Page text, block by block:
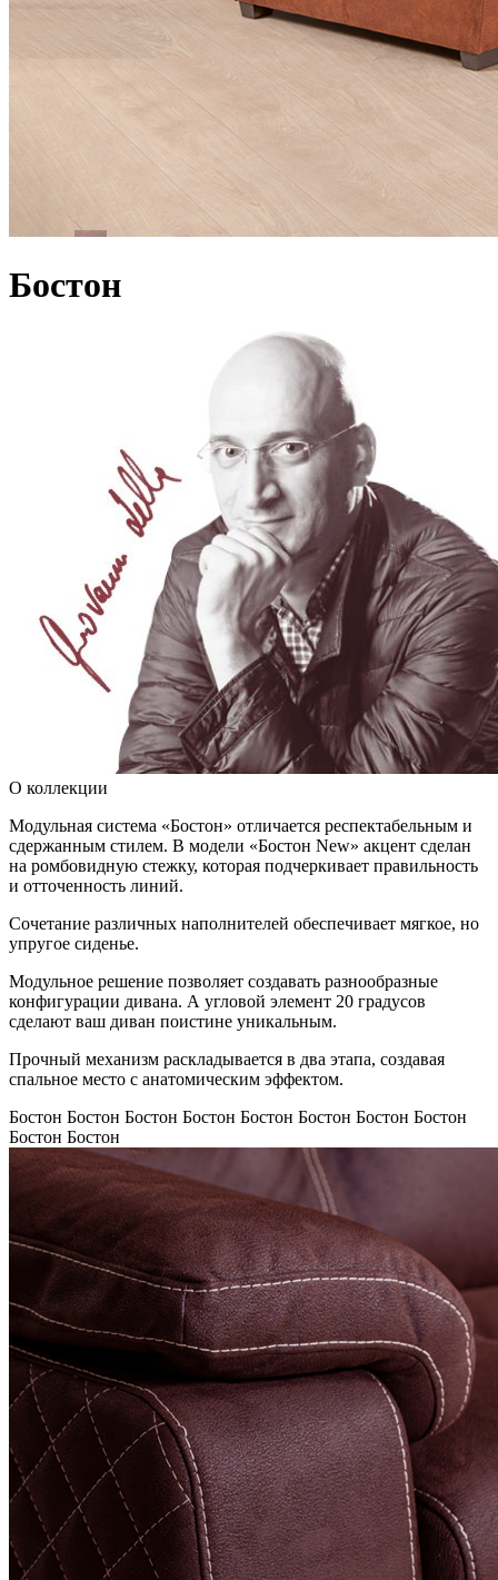
Бостон
О коллекции
Модульная система «Бостон» отличается респектабельным и
сдержанным стилем. В модели «Бостон New» акцент сделан
на ромбовидную стежку, которая подчеркивает правильность
и отточенность линий.
Сочетание различных наполнителей обеспечивает мягкое, но
упругое сиденье.
Модульное решение позволяет создавать разнообразные
конфигурации дивана. А угловой элемент 20 градусов
сделают ваш диван поистине уникальным.
Прочный механизм раскладывается в два этапа, создавая
спальное место с анатомическим эффектом.
Бостон Бостон Бостон Бостон Бостон Бостон Бостон Бостон
Бостон Бостон